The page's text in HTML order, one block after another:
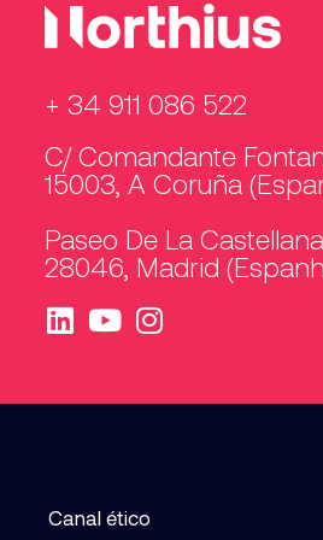
+ 34 911 086 522
C/ Comandante
15003, A Coruña
Paseo De La Castellana
28046, Madrid
Canal ético